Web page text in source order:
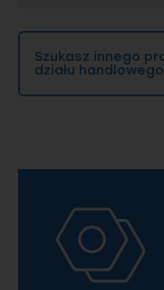
Szukasz innego
działu handlowego